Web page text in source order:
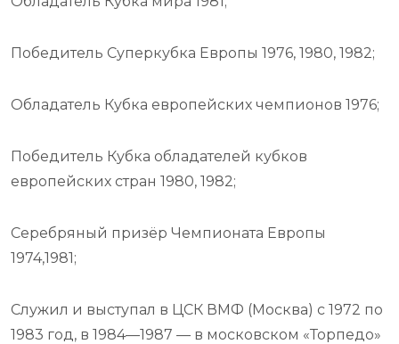
Победитель Суперкубка Европы 1976, 1980, 1982;
Обладатель Кубка европейских чемпионов 1976;
Победитель Кубка обладателей кубков
европейских стран 1980, 1982;
Серебряный призёр Чемпионата Европы
1974,1981;
Служил и выступал в ЦСК ВМФ (Москва) с 1972 по
1983 год, в 1984—1987 — в московском «Торпедо»